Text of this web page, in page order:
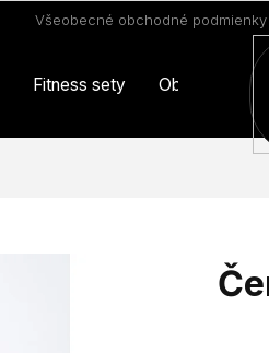
Všeobecné obchodné podmienky
Fitness sety Oblečenie